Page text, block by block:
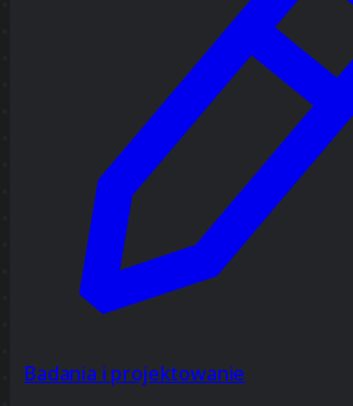
Badania i projektowanie